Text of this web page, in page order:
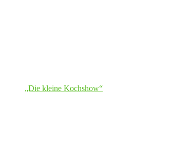
„Die kleine Kochshow“